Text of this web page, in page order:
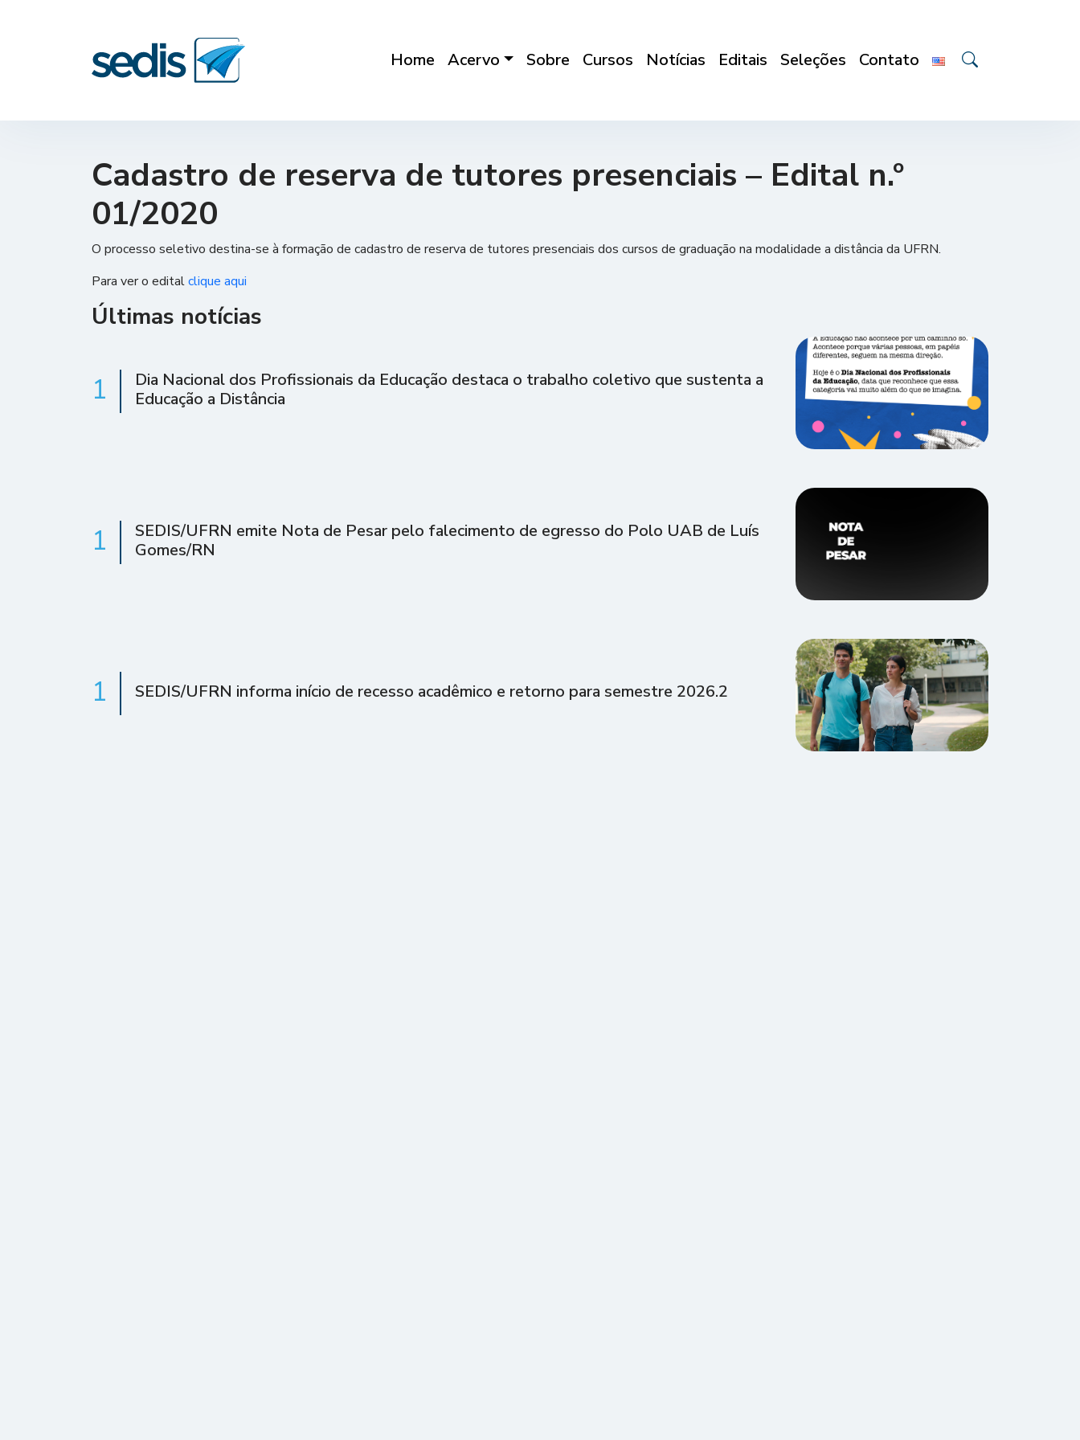
Home Acervo Sobre Cursos Notícias Editais Seleções Contato
Cadastro de reserva de tutores presenciais – Edital n.º
01/2020
O processo seletivo destina-se à formação de cadastro de reserva de tutores presenciais dos cursos de graduação na modalidade a distância da UFRN.
Para ver o editalclique aqui
Últimas notícias
1
Dia Nacional dos Profissionais da Educação destaca o trabalho coletivo que sustenta a
Educação a Distância
1
SEDIS/UFRN emite Nota de Pesar pelo falecimento de egresso do Polo UAB de Luís
Gomes/RN
1 SEDIS/UFRN informa início de recesso acadêmico e retorno para semestre 2026.2